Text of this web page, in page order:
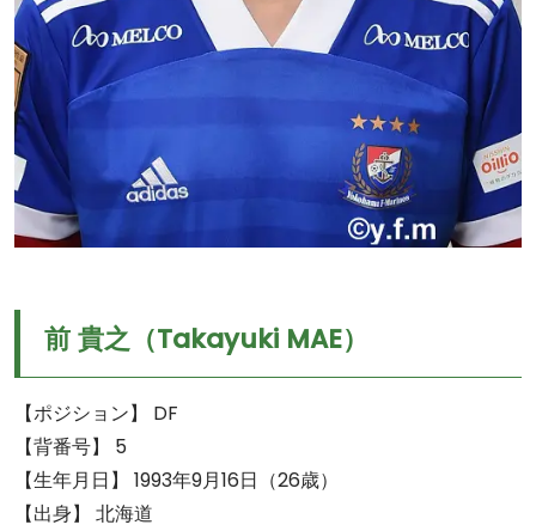
前 貴之（Takayuki MAE）
【ポジション】 DF
【背番号】 5
【生年月日】 1993年9月16日（26歳）
【出身】 北海道